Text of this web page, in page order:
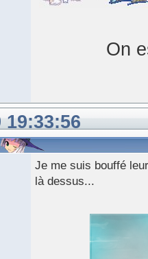
On
19:33:56
Je me suis bouffé
là dessus...